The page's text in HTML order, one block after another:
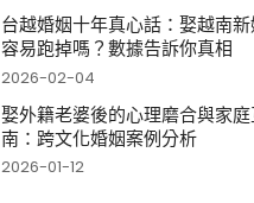
台越婚姻十年真心話：娶越南
容易跑掉嗎？數據告訴你真相
2026-02-04
娶外籍老婆後的心理磨合與家
南：跨文化婚姻案例分析
2026-01-12